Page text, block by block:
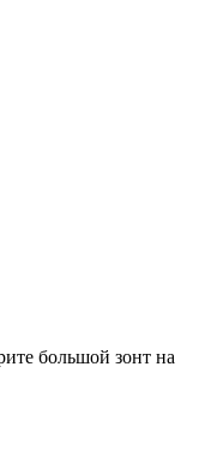
большой зонт на